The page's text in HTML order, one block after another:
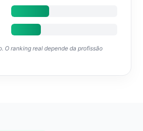
O ranking real depende da profissão